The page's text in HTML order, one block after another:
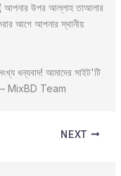
( আপনার উপর আল্লাহ তাআলার
আগে আপনার স্থানীয়
ধন্যবাদ! আমাদের সাইট'টি
– MixBD Team
NEXT